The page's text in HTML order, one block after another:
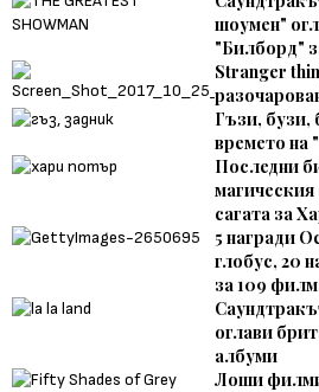
шоумен"
"Билборд"
Stranger
Гъзи, бузи,
времето на
Последни
сагата за
5 награди
глобус, 20
за 109
оглави
албуми
Лоши